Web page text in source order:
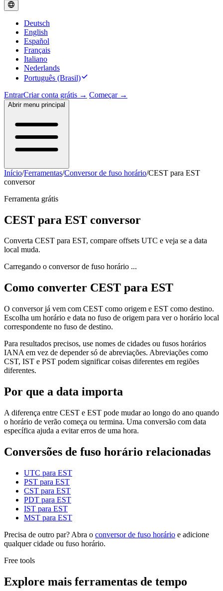
Deutsch
English
Español
Français
Italiano
Nederlands
Português (Brasil)
EntrarCriar conta grátis → Começar →
Abrir menu principal
Início/Ferramentas/Conversor de fuso horário/CEST para EST
conversor
Ferramenta grátis
CEST para EST conversor
Converta CEST para EST, compare offsets UTC e veja se a data
local muda.
Carregando o conversor de fuso horário ...
Como converter CEST para EST
O conversor já vem com CEST como origem e EST como destino.
Escolha um horário e data no fuso de origem para ver o horário local
correspondente no fuso de destino.
Para resultados precisos, use nomes de cidades ou fusos horários
IANA em vez de depender só de abreviações. Abreviações como
CST, IST e PST podem significar coisas diferentes em regiões
diferentes.
Por que a data importa
A diferença entre CEST e EST pode mudar ao longo do ano quando
o horário de verão começa ou termina. Uma conversão com data
específica ajuda a evitar erros de uma hora.
Conversões de fuso horário relacionadas
UTC para EST
PST para EST
CST para EST
PDT para EST
IST para EST
MST para EST
Precisa de outro par? Abra o conversor de fuso horário e adicione
qualquer cidade ou fuso horário.
Free tools
Explore mais ferramentas de tempo